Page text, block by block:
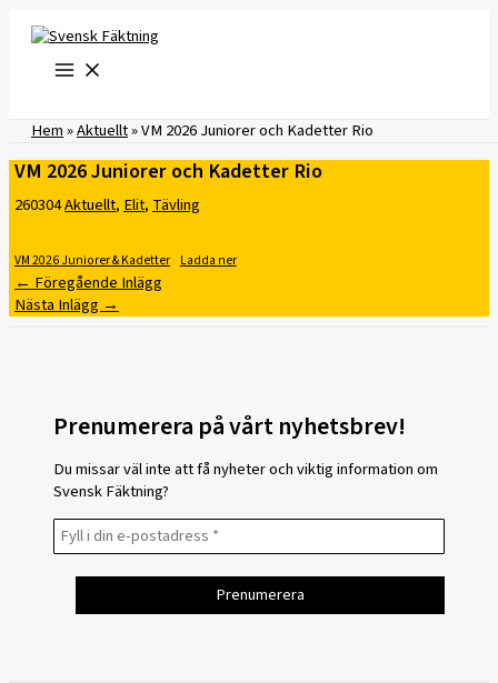
innehåll
Hem»Aktuellt»VM 2026 Juniorer och Kadetter Rio
VM 2026 Juniorer och Kadetter Rio
260304Aktuellt,Elit,Tävling
VM 2026 Juniorer & Kadetter Ladda ner
←Föregående Inlägg
Nästa Inlägg→
Prenumerera på vårt nyhetsbrev!
Du missar väl inte att få nyheter och viktig information om
Svensk Fäktning?